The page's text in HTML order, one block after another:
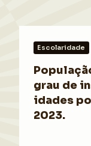
Escolaridade
grau de
idades
2023.